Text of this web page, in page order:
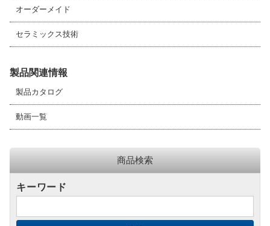
オーダーメイド
セラミックス技術
製品関連情報
製品カタログ
動画一覧
商品検索
キーワード